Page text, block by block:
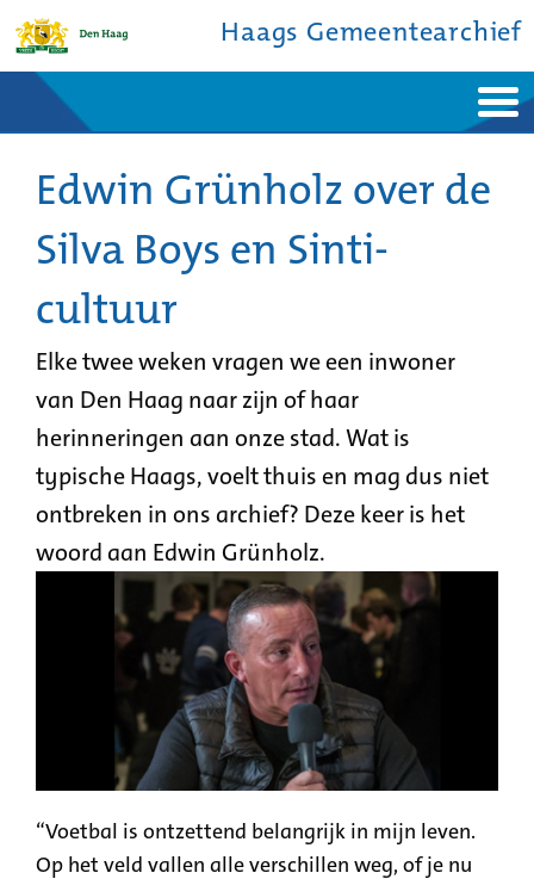
Haags Gemeentearchief
Ontdek de stad
De studiezaal
Bronnen en collecties
Over ons
Contact
Edwin Grünholz over de
Silva Boys en Sinti-
cultuur
Elke twee weken vragen we een inwoner
van Den Haag naar zijn of haar
herinneringen aan onze stad. Wat is
typische Haags, voelt thuis en mag dus niet
ontbreken in ons archief? Deze keer is het
woord aan Edwin Grünholz.
“Voetbal is ontzettend belangrijk in mijn leven.
Op het veld vallen alle verschillen weg, of je nu